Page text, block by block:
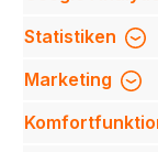
Bündchen mit
Mehr
Bewertungen
Statistiken
Marketing